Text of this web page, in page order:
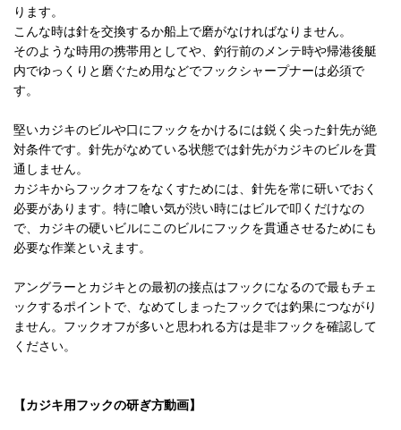
ります。
こんな時は針を交換するか船上で磨がなければなりません。
そのような時用の携帯用としてや、釣行前のメンテ時や帰港後艇
内でゆっくりと磨ぐため用などでフックシャープナーは必須で
す。
堅いカジキのビルや口にフックをかけるには鋭く尖った針先が絶
対条件です。針先がなめている状態では針先がカジキのビルを貫
通しません。
カジキからフックオフをなくすためには、針先を常に研いでおく
必要があります。特に喰い気が渋い時にはビルで叩くだけなの
で、カジキの硬いビルにこのビルにフックを貫通させるためにも
必要な作業といえます。
アングラーとカジキとの最初の接点はフックになるので最もチェ
ックするポイントで、なめてしまったフックでは釣果につながり
ません。フックオフが多いと思われる方は是非フックを確認して
ください。
【カジキ用フックの研ぎ方動画】